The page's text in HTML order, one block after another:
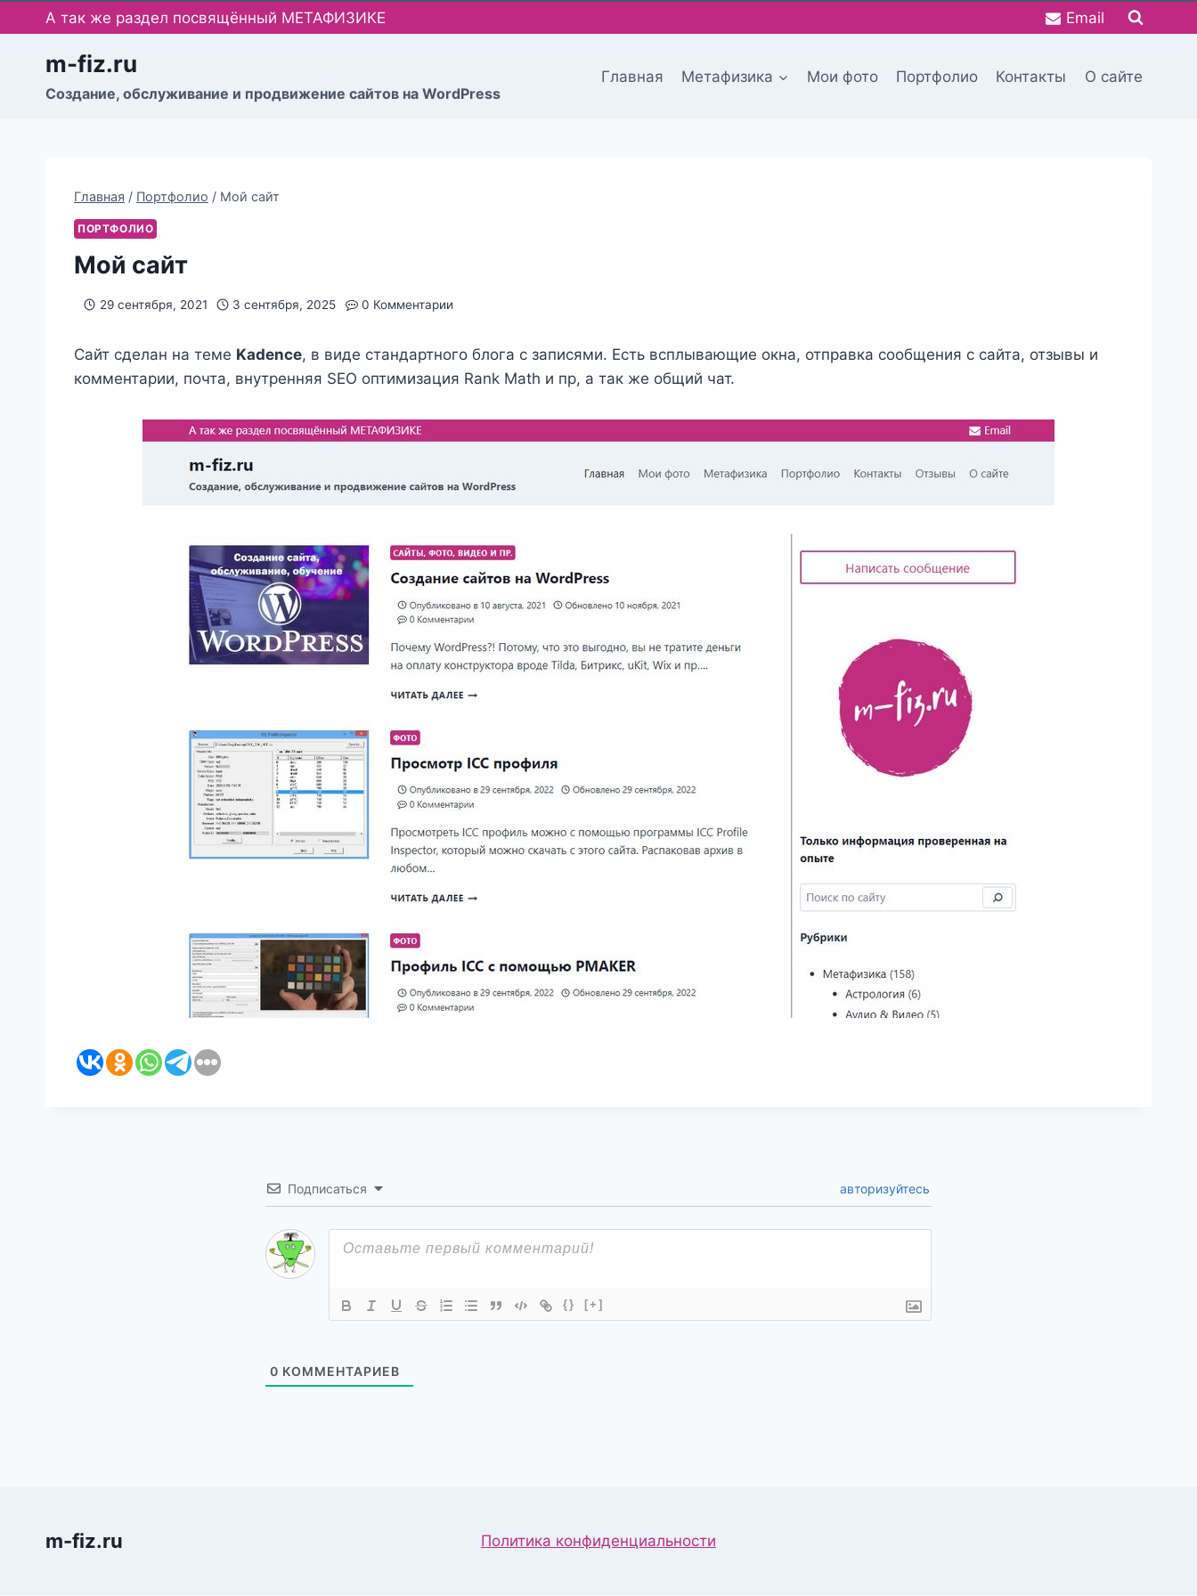
Перейти
к
содержимому
А так же раздел посвящённый МЕТАФИЗИКЕ Email
m-fiz.ru
Cоздание, обслуживание и продвижение сайтов на WordPress
Главная Метафизика Мои фото Портфолио Контакты О сайте
Главная / Портфолио / Мой сайт
ПОРТФОЛИО
Мой сайт
29 сентября, 2021 3 сентября, 2025 0 Комментарии
Сайт сделан на теме Kadence, в виде стандартного блога с записями. Есть всплывающие окна, отправка сообщения с сайта, отзывы и
комментарии, почта, внутренняя SEO оптимизация Rank Math и пр, а так же общий чат.
Подписаться авторизуйтесь
{} [+]
0 КОММЕНТАРИЕВ
m-fiz.ru Политика конфиденциальности